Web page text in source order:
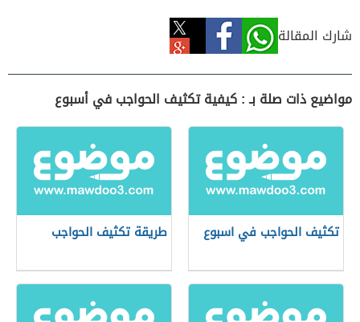
شارك المقالة
مواضيع ذات صلة بـ : كيفية تكثيف الحواجب في أسبوع
تكثيف الحواجب في اسبوع طريقة تكثيف الحواجب